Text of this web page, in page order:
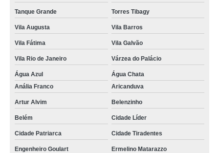
Tanque Grande Torres Tibagy
Vila Augusta Vila Barros
Vila Fátima Vila Galvão
Vila Rio de Janeiro Várzea do Palácio
Água Azul
Água Chata
Anália Franco
Aricanduva
Artur Alvim Belenzinho
Belém Cidade Líder
Cidade Patriarca Cidade Tiradentes
Engenheiro Goulart Ermelino Matarazzo